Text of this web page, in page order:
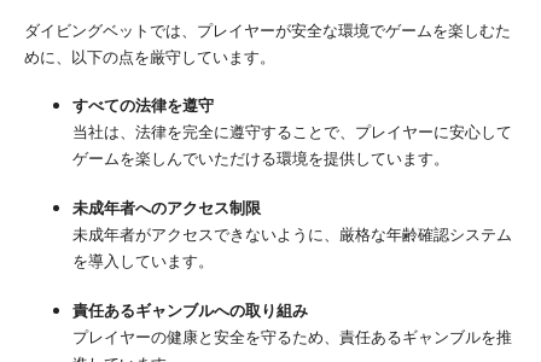
ダイビングベットでは、プレイヤーが安全な環境でゲームを楽しむた
めに、以下の点を厳守しています。
すべての法律を遵守
当社は、法律を完全に遵守することで、プレイヤーに安心して
ゲームを楽しんでいただける環境を提供しています。
未成年者へのアクセス制限
未成年者がアクセスできないように、厳格な年齢確認システム
を導入しています。
責任あるギャンブルへの取り組み
プレイヤーの健康と安全を守るため、責任あるギャンブルを推